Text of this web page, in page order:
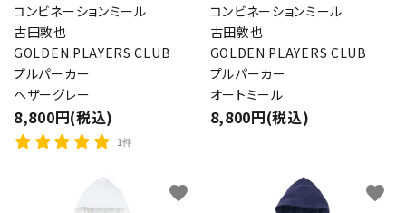
コンビネーションミール
古田敦也
GOLDEN PLAYERS CLUB
プルパーカー
ヘザーグレー
8,800円(税込)
1件
コンビネーションミール
古田敦也
GOLDEN PLAYERS CLUB
プルパーカー
オートミール
8,800円(税込)
favorite favorite